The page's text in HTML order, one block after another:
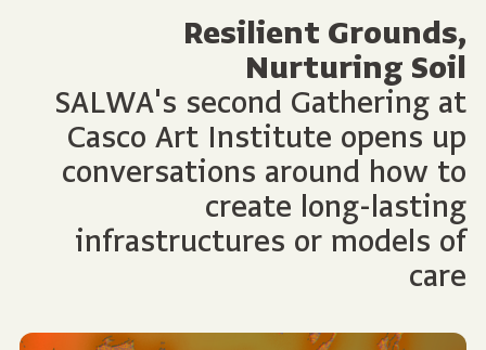
Resilient Grounds,
Nurturing Soil
SALWA's second Gathering at
Casco Art Institute opens up
conversations around how to
create long-lasting
infrastructures or models of
care